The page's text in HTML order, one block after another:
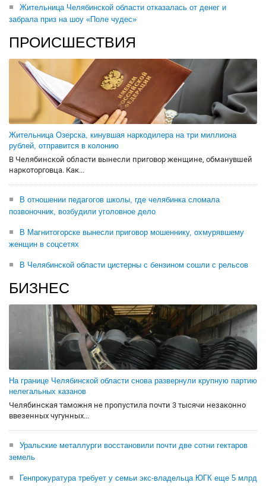
Жительница Челябинской области отказалась от денег и
забрала приз на шоу «Поле чудес»
ПРОИСШЕСТВИЯ
Жительница Озерска, кинувшая наркодилера на три миллиона
рублей, отправится в колонию
В Челябинской области вынесли приговор женщине, обманувшей
наркоторговца. Как...
В отношении педагогов школы, где челябинка сломала
позвоночник, возбудили уголовное дело
В Магнитогорске вынесли приговор мошеннику, охмурявшему
женщин в соцсетях
В Челябинской области цистерны с бензином сошли с рельсов
БИЗНЕС
На границе Челябинской области снова развернули крупную партию
нелегальных казанов
Челябинская таможня не пропустила почти 3 тысячи незаконно
ввезенных чугунных...
Уральские металлурги восстановили почти две сотни гектаров
земель
Генпрокуратура требует у семьи экс-владельца ЮГК еще 5 млрд